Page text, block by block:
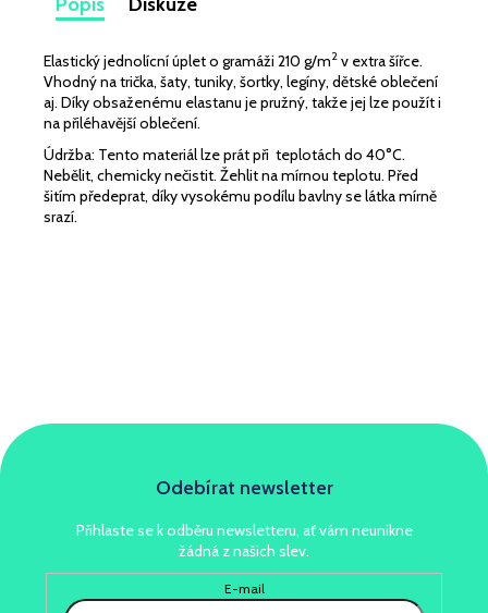
Elastický jednolícní úplet o gramáži 210 g/m2 v extra šířce.
Vhodný na trička, šaty, tuniky, šortky, legíny, dětské oblečení
aj. Díky obsaženému elastanu je pružný, takže jej lze použít i
na přiléhavější oblečení.
Údržba: Tento materiál lze prát při teplotách do 40°C.
Nebělit, chemicky nečistit. Žehlit na mírnou teplotu. Před
šitím předeprat, díky vysokému podílu bavlny se látka mírně
srazí.
TEPLÁKOVINA
ELASTICKÁ
3D
EFEKT
MINT
SVĚTLÝ
345
Kč
Odebírat newsletter
Přihlaste se k odběru newsletteru, ať vám neunikne
žádná z našich slev.
E-mail